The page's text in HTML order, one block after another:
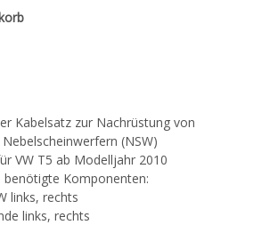
Kabelsatz zur Nachrüstung von
(NSW)
VW T5 ab Modelljahr 2010
benötigte Komponenten:
links, rechts
links, rechts